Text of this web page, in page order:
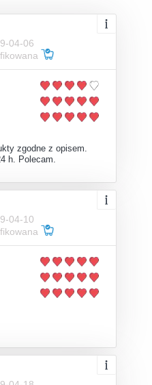
04-06
zgodne z opisem.
h. Polecam.
04-10